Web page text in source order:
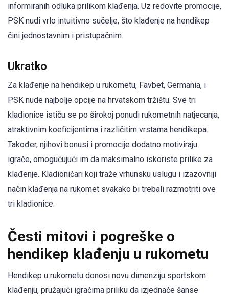
informiranih odluka prilikom klađenja. Uz redovite promocije,
PSK nudi vrlo intuitivno sučelje, što klađenje na hendikep
čini jednostavnim i pristupačnim.
Ukratko
Za klađenje na hendikep u rukometu, Favbet, Germania, i
PSK nude najbolje opcije na hrvatskom tržištu. Sve tri
kladionice ističu se po širokoj ponudi rukometnih natjecanja,
atraktivnim koeficijentima i različitim vrstama hendikepa.
Također, njihovi bonusi i promocije dodatno motiviraju
igrače, omogućujući im da maksimalno iskoriste prilike za
klađenje. Kladioničari koji traže vrhunsku uslugu i izazovniji
način klađenja na rukomet svakako bi trebali razmotriti ove
tri kladionice.
Česti mitovi i pogreške o
hendikep klađenju u rukometu
Hendikep u rukometu donosi novu dimenziju sportskom
klađenju, pružajući igračima priliku da izjednače šanse